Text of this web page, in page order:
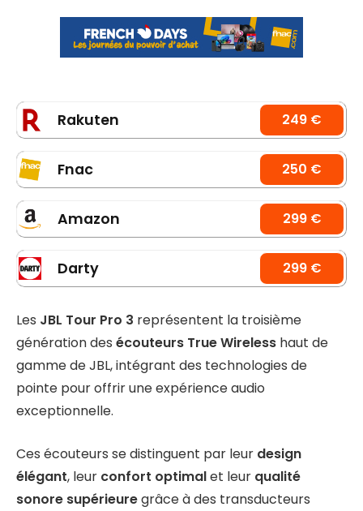
Rakuten 249 €
Fnac 250 €
Amazon 299 €
Darty 299 €
Les JBL Tour Pro 3 représentent la troisième
génération des écouteurs True Wireless haut de
gamme de JBL, intégrant des technologies de
pointe pour offrir une expérience audio
exceptionnelle.
Ces écouteurs se distinguent par leur design
élégant, leur confort optimalet leur qualité
sonore supérieuregrâce à des transducteurs